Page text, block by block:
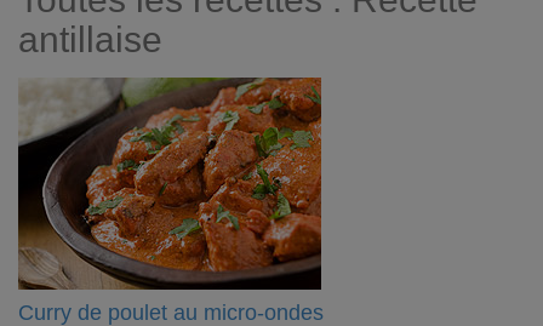
antillaise
Curry de poulet au micro-ondes